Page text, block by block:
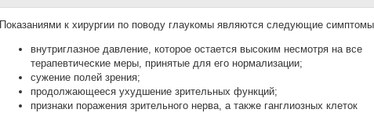
Показаниями к хирургии по поводу глаукомы являются следующие
внутриглазное давление, которое остается высоким несмотря на все
терапевтические меры, принятые для его нормализации;
сужение полей зрения;
продолжающееся ухудшение зрительных функций;
признаки поражения зрительного нерва, а также ганглиозных клеток